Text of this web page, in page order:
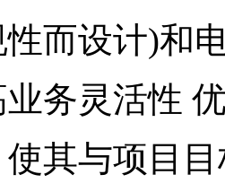
性而设计)和
务灵活性
其与项目